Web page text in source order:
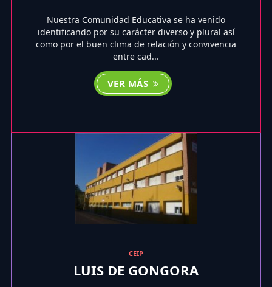
Nuestra Comunidad Educativa se ha venido
identificando por su carácter diverso y plural así
como por el buen clima de relación y convivencia
entre cad...
VER MÁS
CEIP
LUIS DE GONGORA